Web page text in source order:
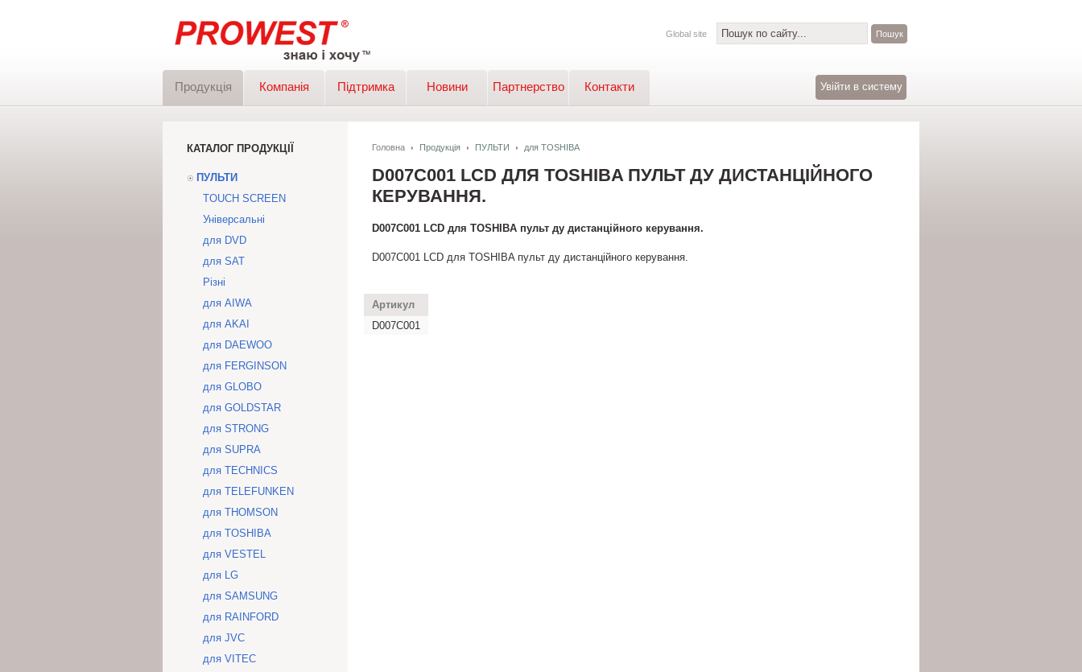
Global site
Продукція Компанія Підтримка Новини Партнерство Контакти Увійти в систему
КАТАЛОГ ПРОДУКЦІЇ
ПУЛЬТИ
TOUCH SCREEN
Універсальні
для DVD
для SAT
Різні
для AIWA
для AKAI
для DAEWOO
для FERGINSON
для GLOBO
для GOLDSTAR
для STRONG
для SUPRA
для TECHNICS
для TELEFUNKEN
для THOMSON
для TOSHIBA
для VESTEL
для LG
для SAMSUNG
для RAINFORD
для JVC
для VITEC
Головна Продукція ПУЛЬТИ для TOSHIBA
D007C001 LCD ДЛЯ TOSHIBA ПУЛЬТ ДУ ДИСТАНЦІЙНОГО
КЕРУВАННЯ.
D007C001 LCD для TOSHIBA пульт ду дистанційного керування.
D007C001 LCD для TOSHIBA пульт ду дистанційного керування.
Артикул
D007C001